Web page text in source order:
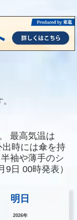
最高気温は
時には傘を持
半袖や薄手のシ
9日 00時発表）
明日
2026年